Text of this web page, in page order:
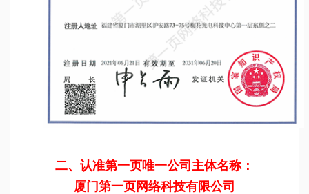
二、认准第一页唯一公司主体名称：
厦门第一页网络科技有限公司